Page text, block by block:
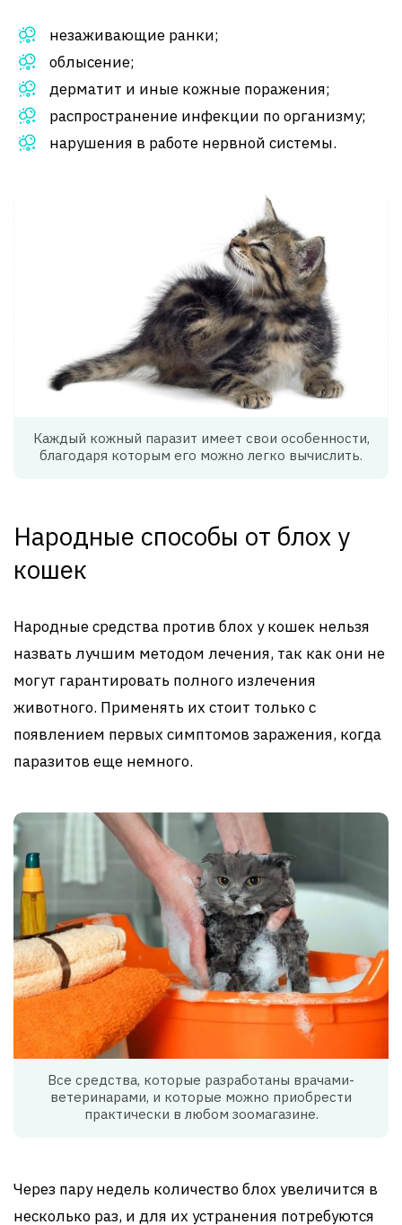
незаживающие ранки;
облысение;
дерматит и иные кожные поражения;
распространение инфекции по организму;
нарушения в работе нервной системы.
Каждый кожный паразит имеет свои особенности,
благодаря которым его можно легко вычислить.
Народные способы от блох у
кошек
Народные средства против блох у кошек нельзя
назвать лучшим методом лечения, так как они не
могут гарантировать полного излечения
животного. Применять их стоит только с
появлением первых симптомов заражения, когда
паразитов еще немного.
Все средства, которые разработаны врачами-
ветеринарами, и которые можно приобрести
практически в любом зоомагазине.
Через пару недель количество блох увеличится в
несколько раз, и для их устранения потребуются